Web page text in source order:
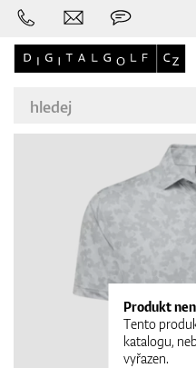
Produkt
Tento
katalogu,
vyřazen.